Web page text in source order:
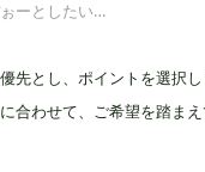
ーとしたい…
先とし、ポイントを選択
合わせて、ご希望を踏ま